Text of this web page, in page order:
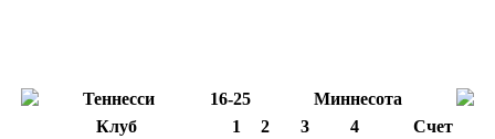
Теннесси 16-25
Миннесота
Клуб
1 2 3 4
Счет